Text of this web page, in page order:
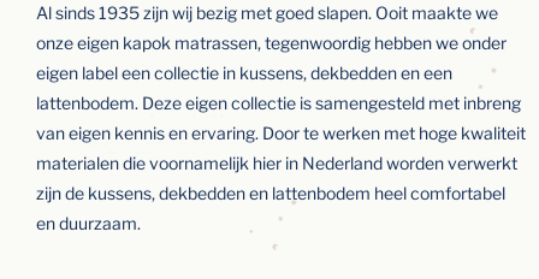
Al sinds 1935 zijn wij bezig met goed slapen. Ooit maakte we
onze eigen kapok matrassen, tegenwoordig hebben we onder
eigen label een collectie in kussens, dekbedden en een
lattenbodem. Deze eigen collectie is samengesteld met inbreng
van eigen kennis en ervaring. Door te werken met hoge kwaliteit
materialen die voornamelijk hier in Nederland worden verwerkt
zijn de kussens, dekbedden en lattenbodem heel comfortabel
en duurzaam.